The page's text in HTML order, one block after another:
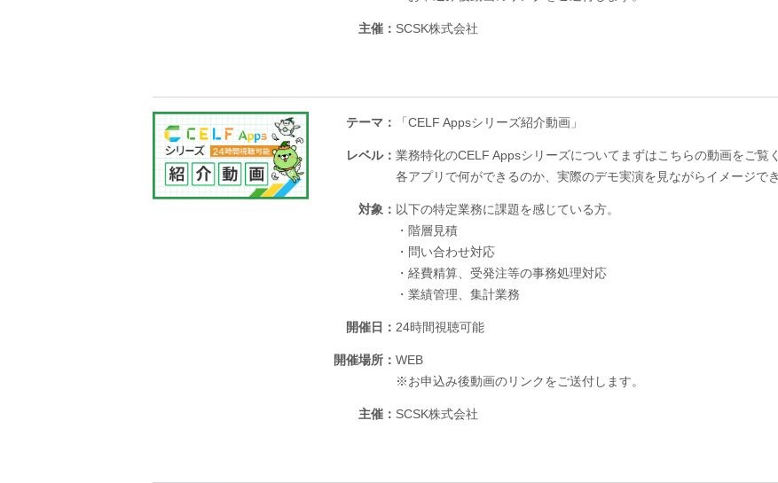
主催 SCSK株式会社
テーマ 「CELF Appsシリーズ紹介動画」
レベル
業務特化のCELF Appsシリーズについてまずはこちらの動画をご覧
各アプリで何ができるのか、実際のデモ実演を見ながらイメージでき
対象
以下の特定業務に課題を感じている方。
・階層見積
・問い合わせ対応
・経費精算、受発注等の事務処理対応
・業績管理、集計業務
開催日 24時間視聴可能
開催場所
WEB
※お申込み後動画のリンクをご送付します。
主催 SCSK株式会社